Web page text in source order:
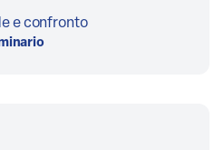
e confronto